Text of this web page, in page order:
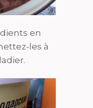
en
les à